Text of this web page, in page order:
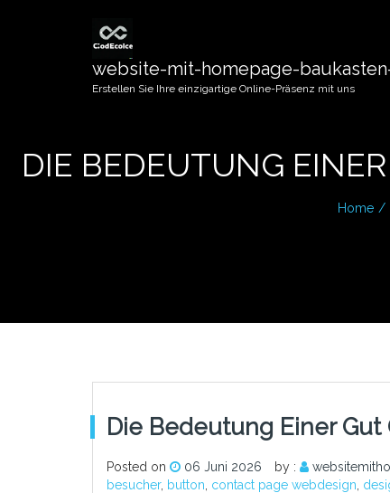
website-mit-homepage-
Erstellen Sie Ihre einzigartige Online-Präsenz mit uns
DIE BEDEUTUNG
Home
Die Bedeutung Einer
Posted on 06 Juni 2026 by :
besucher, button contact page webdesign